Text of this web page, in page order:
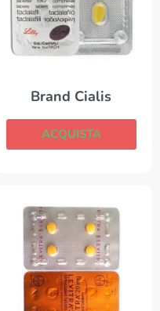
Brand Cialis
ACQUISTA